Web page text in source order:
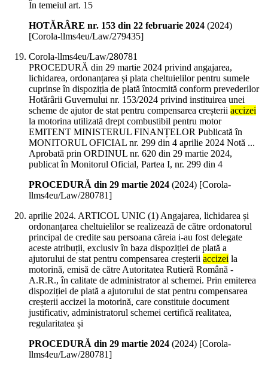
În temeiul art. 15
HOTĂRÂRE nr. 153 din 22 februarie 2024 (2024)
[Corola-llms4eu/Law/279435]
Corola-llms4eu/Law/280781
PROCEDURĂ din 29 martie 2024 privind angajarea,
lichidarea, ordonanțarea și plata cheltuielilor pentru sumele
cuprinse în dispoziția de plată întocmită conform prevederilor
Hotărârii Guvernului nr. 153/2024 privind instituirea unei
scheme de ajutor de stat pentru compensarea creșterii accizei
la motorina utilizată drept combustibil pentru motor
EMITENT MINISTERUL FINANȚELOR Publicată în
MONITORUL OFICIAL nr. 299 din 4 aprilie 2024 Notă ...
Aprobată prin ORDINUL nr. 620 din 29 martie 2024,
publicat în Monitorul Oficial, Partea I, nr. 299 din 4
PROCEDURĂ din 29 martie 2024 (2024) [Corola-
llms4eu/Law/280781]
aprilie 2024. ARTICOL UNIC (1) Angajarea, lichidarea și
ordonanțarea cheltuielilor se realizează de către ordonatorul
principal de credite sau persoana căreia i-au fost delegate
aceste atribuții, exclusiv în baza dispoziției de plată a
ajutorului de stat pentru compensarea creșterii accizei la
motorină, emisă de către Autoritatea Rutieră Română -
A.R.R., în calitate de administrator al schemei. Prin emiterea
dispoziției de plată a ajutorului de stat pentru compensarea
creșterii accizei la motorină, care constituie document
justificativ, administratorul schemei certifică realitatea,
regularitatea și
PROCEDURĂ din 29 martie 2024 (2024) [Corola-
llms4eu/Law/280781]